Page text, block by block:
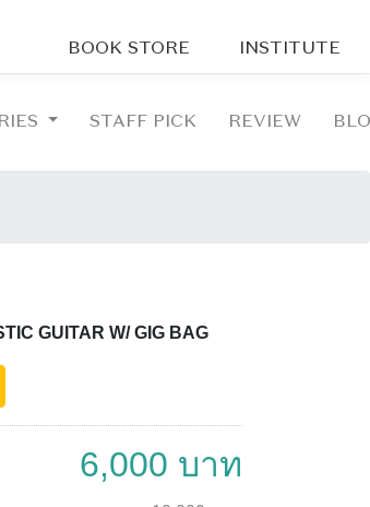
BOOK STORE INSTITUTE
STAFF PICK REVIEW
GUITAR W/ GIG BAG
6,000 บาท